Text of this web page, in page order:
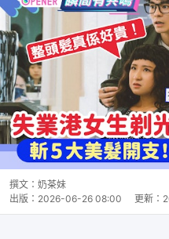
撰文： 奶茶妹
出版： 2026-06-26 08:00 更新：